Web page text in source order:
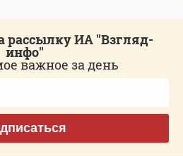
рассылку ИА "Взгляд-
инфо"
важное за день